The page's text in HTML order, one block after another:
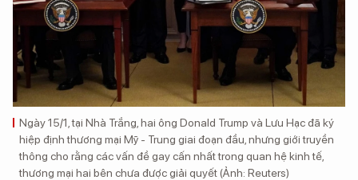
Ngày 15/1, tại Nhà Trắng, hai ông Donald Trump và Lưu Hạc đã ký
hiệp định thương mại Mỹ - Trung giai đoạn đầu, nhưng giới truyền
thông cho rằng các vấn đề gay cấn nhất trong quan hệ kinh tế,
thương mại hai bên chưa được giải quyết (Ảnh: Reuters)